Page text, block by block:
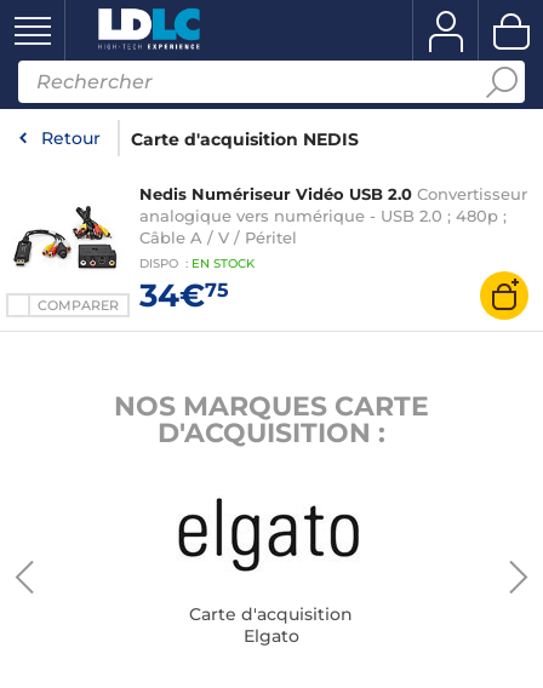
Retour Carte d'acquisition NEDIS
COMPARER
Nedis Numériseur Vidéo USB 2.0 Convertisseur
analogique vers numérique - USB 2.0 ; 480p ;
Câble A / V / Péritel
DISPO : EN STOCK
34€75
NOS MARQUES CARTE
D'ACQUISITION :
Carte d'acquisition
Elgato